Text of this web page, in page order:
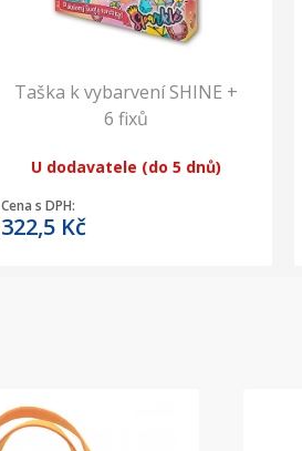
Taška k vybarvení SHINE +
6 fixů
U dodavatele (do 5 dnů)
Cena s DPH:
322,5 Kč